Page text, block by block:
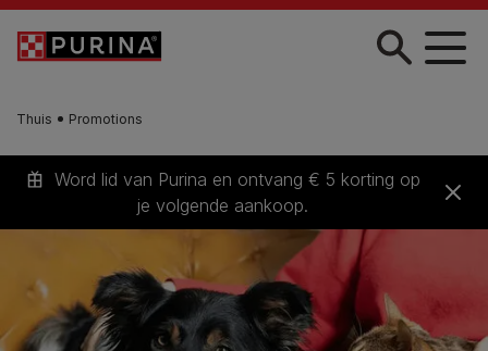
Skip to main content
Thuis Promotions
Word lid van Purina en ontvang € 5 korting op
je volgende aankoop.